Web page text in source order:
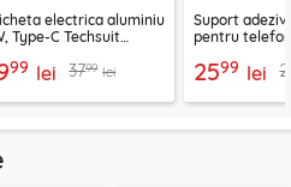
electrica aluminiu
Type-C Techsuit
99 lei 3799 lei
Suport
pentru
2599 lei